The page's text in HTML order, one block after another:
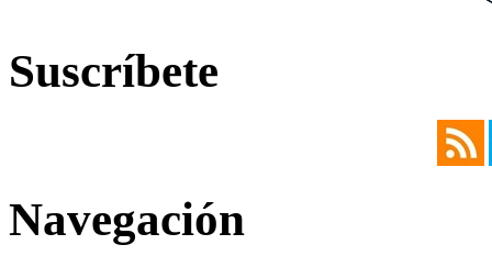
Suscríbete
Navegación